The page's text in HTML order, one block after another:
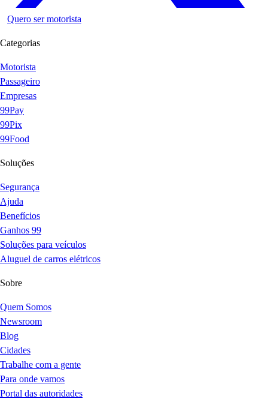
Quero ser motorista
Categorias
Motorista
Passageiro
Empresas
99Pay
99Pix
99Food
Soluções
Segurança
Ajuda
Benefícios
Ganhos 99
Soluções para veículos
Aluguel de carros elétricos
Sobre
Quem Somos
Newsroom
Blog
Cidades
Trabalhe com a gente
Para onde vamos
Portal das autoridades